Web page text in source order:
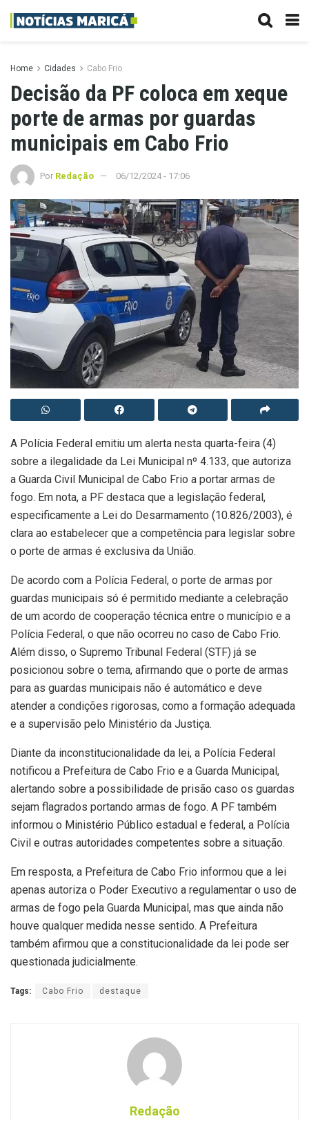
Home Cidades Cabo Frio
Decisão da PF coloca em xeque
porte de armas por guardas
municipais em Cabo Frio
Por Redação 06/12/2024 - 17:06
A Polícia Federal emitiu um alerta nesta quarta-feira (4)
sobre a ilegalidade da Lei Municipal nº 4.133, que autoriza
a Guarda Civil Municipal de Cabo Frio a portar armas de
fogo. Em nota, a PF destaca que a legislação federal,
especificamente a Lei do Desarmamento (10.826/2003), é
clara ao estabelecer que a competência para legislar sobre
o porte de armas é exclusiva da União.
De acordo com a Polícia Federal, o porte de armas por
guardas municipais só é permitido mediante a celebração
de um acordo de cooperação técnica entre o município e a
Polícia Federal, o que não ocorreu no caso de Cabo Frio.
Além disso, o Supremo Tribunal Federal (STF) já se
posicionou sobre o tema, afirmando que o porte de armas
para as guardas municipais não é automático e deve
atender a condições rigorosas, como a formação adequada
e a supervisão pelo Ministério da Justiça.
Diante da inconstitucionalidade da lei, a Polícia Federal
notificou a Prefeitura de Cabo Frio e a Guarda Municipal,
alertando sobre a possibilidade de prisão caso os guardas
sejam flagrados portando armas de fogo. A PF também
informou o Ministério Público estadual e federal, a Polícia
Civil e outras autoridades competentes sobre a situação.
Em resposta, a Prefeitura de Cabo Frio informou que a lei
apenas autoriza o Poder Executivo a regulamentar o uso de
armas de fogo pela Guarda Municipal, mas que ainda não
houve qualquer medida nesse sentido. A Prefeitura
também afirmou que a constitucionalidade da lei pode ser
questionada judicialmente.
Tags: Cabo Frio destaque
Redação